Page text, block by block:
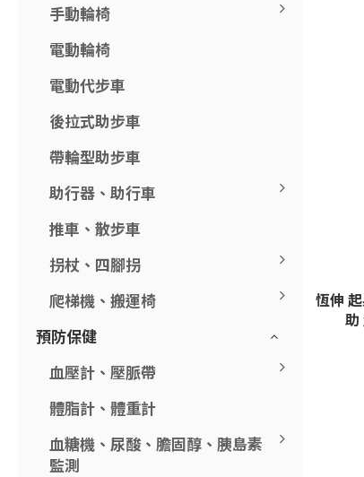
手動輪椅
電動輪椅
電動代步車
後拉式助步車
帶輪型助步車
助行器、助行車
推車、散步車
拐杖、四腳拐
爬梯機、搬運椅
預防保健
血壓計、壓脈帶
體脂計、體重計
血糖機、尿酸、膽固醇、胰島素
監測
恆伸
助